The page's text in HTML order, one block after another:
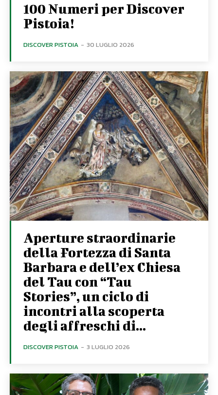
100 Numeri per Discover
Pistoia!
DISCOVER PISTOIA - 30 LUGLIO 2026
Aperture straordinarie
della Fortezza di Santa
Barbara e dell’ex Chiesa
del Tau con “Tau
Stories”, un ciclo di
incontri alla scoperta
degli affreschi di...
DISCOVER PISTOIA - 3 LUGLIO 2026